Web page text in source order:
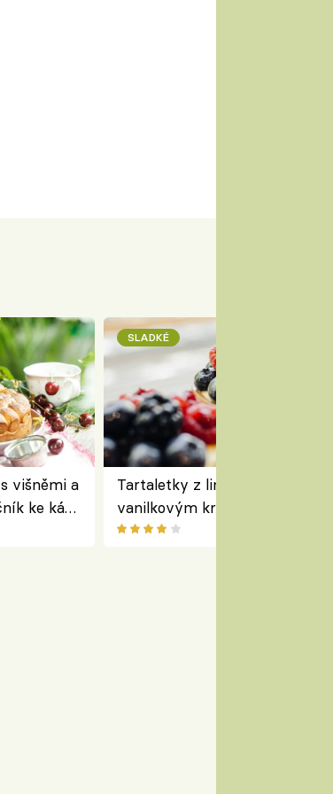
višněmi a
ke kávě
SLADKÉ
Tartaletky z lineckého těsta s
vanilkovým krémem a lesním
ovocem podle Bread Society